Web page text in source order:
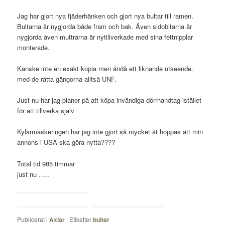
Jag har gjort nya fjäderhänken och gjort nya bultar till ramen.
Bultarna är nygjorda både fram och bak. Även sidobitarna är
nygjorda även muttrarna är nytillverkade med sina fettnipplar
monterade.
Kanske inte en exakt kopia men ändå ett liknande utseende.
med de rätta gängorna alltså UNF.
Just nu har jag planer på att köpa invändiga dörrhandtag istället
för att tillverka själv
Kylarmaskeringen har jag inte gjort så mycket åt hoppas att min
annons i USA ska göra nytta????
Total tid 985 timmar
just nu …..
Publicerat i Axlar | Etiketterbultar